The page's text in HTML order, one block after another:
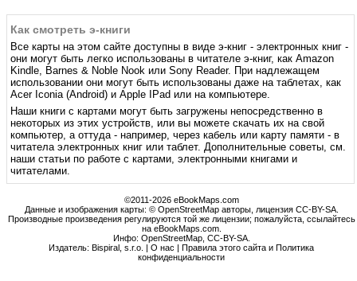
Как смотреть э-книги
Все карты на этом сайте доступны в виде э-книг - электронных книг -
они могут быть легко использованы в читателе э-книг, как Amazon
Kindle, Barnes & Noble Nook или Sony Reader. При надлежащем
использовании они могут быть использованы даже на таблетах, как
Acer Iconia (Android) и Apple IPad или на компьютере.
Наши книги с картами могут быть загружены непосредственно в
некоторых из этих устройств, или вы можете скачать их на свой
компьютер, а оттуда - например, через кабель или карту памяти - в
читатела электронных книг или таблет. Дополнительные советы, см.
наши статьи по работе с картами, электронными книгами и
читателами.
©2011-2026 eBookMaps.com
Данные и изображения карты: © OpenStreetMap авторы, лицензия CC-BY-SA.
Производные произведения регулируются той же лицензии; пожалуйста, ссылайтесь
на eBookMaps.com.
Инфо: OpenStreetMap, CC-BY-SA.
Издатель: Bispiral, s.r.o. |О нас |Правила этого сайта и Политика
конфиденциальности